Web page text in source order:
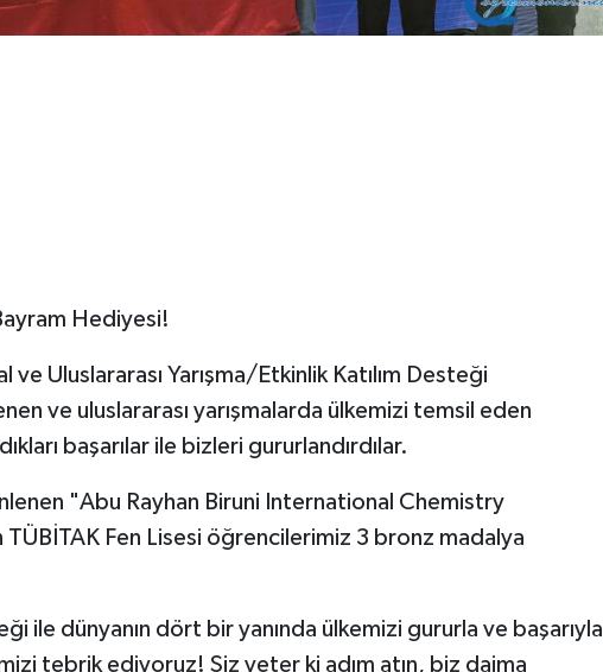
Hediyesi!
ve Uluslararası Yarışma/Etkinlik Katılım Desteği
ve uluslararası yarışmalarda ülkemizi temsil eden
başarılar ile bizleri gururlandırdılar.
"Abu Rayhan Biruni International Chemistry
TÜBİTAK Fen Lisesi öğrencilerimiz 3 bronz madalya
ile dünyanın dört bir yanında ülkemizi gururla ve başarıyla
tebrik ediyoruz! Siz yeter ki adım atın, biz daima